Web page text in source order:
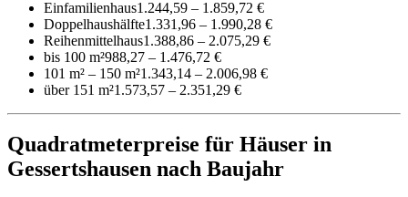
Einfamilienhaus1.244,59 – 1.859,72 €
Doppelhaushälfte1.331,96 – 1.990,28 €
Reihenmittelhaus1.388,86 – 2.075,29 €
bis 100 m²988,27 – 1.476,72 €
101 m² – 150 m²1.343,14 – 2.006,98 €
über 151 m²1.573,57 – 2.351,29 €
Quadratmeterpreise für Häuser in
Gessertshausen nach Baujahr